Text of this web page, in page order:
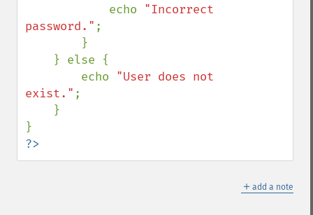
            echo
"Incorrect
password." ;
        echo
"User does not
exist." ;
?>
＋ add a note